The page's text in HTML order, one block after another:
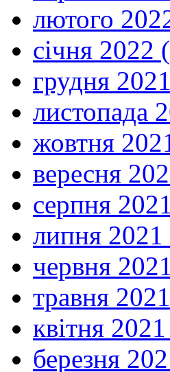
лютого
січня 2022
грудня
листопада
жовтня
вересня
серпня
липня
червня
травня
квітня
березня